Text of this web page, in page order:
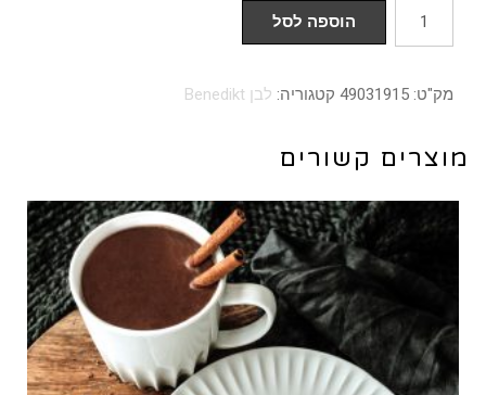
כמות
של
16
דגם
הוספה לסל
מק"ט: 49031915 קטגוריה: לבן Benedikt
מוצרים קשורים